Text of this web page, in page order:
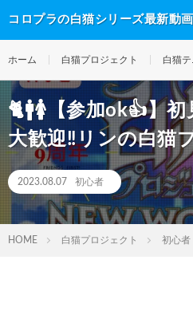
コロプラの白猫シリーズ最新動
ホーム 白猫プロジェクト 白猫テ
🐈🚹🚺【参加ok👍】
大歓迎‼️リンの白猫
2023.08.07 初心者
HOME 白猫プロジェクト 初心者